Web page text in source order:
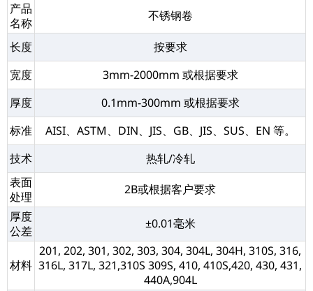
产品
名称
不锈钢卷
长度
按要求
宽度
3mm-2000mm 或根据要求
厚度
0.1mm-300mm 或根据要求
标准
AISI、ASTM、DIN、JIS、GB、JIS、SUS、EN 等。
技术
热轧/冷轧
表面
处理
2B或根据客户要求
厚度
公差
±0.01毫米
材料
201, 202, 301, 302, 303, 304, 304L, 304H, 310S, 316,
316L, 317L, 321,310S 309S, 410, 410S,420, 430, 431,
440A,904L